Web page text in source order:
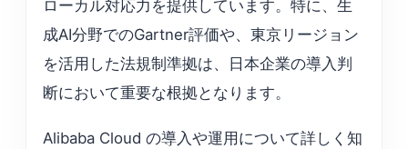
ローカル対応力を提供しています。特に、生
成AI分野でのGartner評価や、東京リージョン
を活用した法規制準拠は、日本企業の導入判
断において重要な根拠となります。
Alibaba Cloud の導入や運用について詳しく知